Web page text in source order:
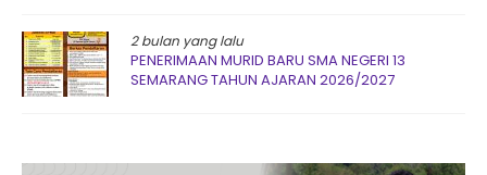
2 bulan yang lalu
PENERIMAAN MURID BARU SMA NEGERI 13
SEMARANG TAHUN AJARAN 2026/2027